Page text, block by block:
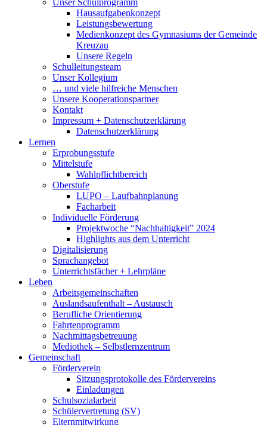
Hausaufgabenkonzept
Leistungsbewertung
Medienkonzept des Gymnasiums der Gemeinde
Kreuzau
Unsere Regeln
Schulleitungsteam
Unser Kollegium
… und viele hilfreiche Menschen
Unsere Kooperationspartner
Kontakt
Impressum + Datenschutzerklärung
Datenschutzerklärung
Lernen
Erprobungsstufe
Mittelstufe
Wahlpflichtbereich
Oberstufe
LUPO – Laufbahnplanung
Facharbeit
Individuelle Förderung
Projektwoche “Nachhaltigkeit” 2024
Highlights aus dem Unterricht
Digitalisierung
Sprachangebot
Unterrichtsfächer + Lehrpläne
Leben
Arbeitsgemeinschaften
Auslandsaufenthalt – Austausch
Berufliche Orientierung
Fahrtenprogramm
Nachmittagsbetreuung
Mediothek – Selbstlernzentrum
Gemeinschaft
Förderverein
Sitzungsprotokolle des Fördervereins
Einladungen
Schulsozialarbeit
Schülervertretung (SV)
Elternmitwirkung